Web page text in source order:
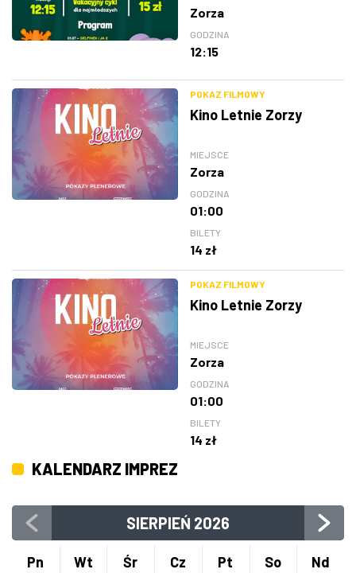
Zorza
GODZINA
12:15
POKAZ FILMOWY
Kino Letnie Zorzy
MIEJSCE
Zorza
GODZINA
01:00
BILETY
14 zł
POKAZ FILMOWY
Kino Letnie Zorzy
MIEJSCE
Zorza
GODZINA
01:00
BILETY
14 zł
KALENDARZ IMPREZ
SIERPIEŃ 2026
Pn Wt Śr Cz Pt So Nd